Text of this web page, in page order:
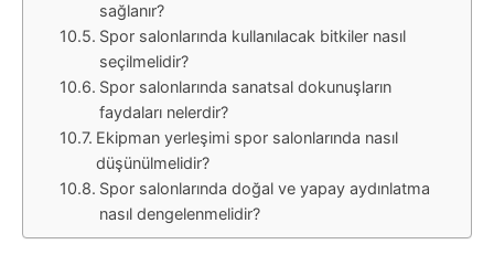
sağlanır?
Spor salonlarında kullanılacak bitkiler nasıl
seçilmelidir?
Spor salonlarında sanatsal dokunuşların
faydaları nelerdir?
Ekipman yerleşimi spor salonlarında nasıl
düşünülmelidir?
Spor salonlarında doğal ve yapay aydınlatma
nasıl dengelenmelidir?